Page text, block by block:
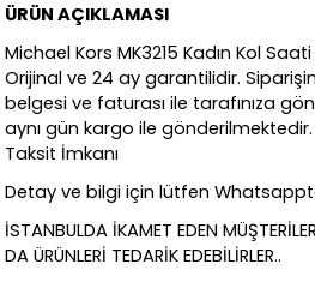
ÜRÜN AÇIKLAMASI
Michael Kors MK3215 Kadın Kol
Orijinal ve 24 ay garantilidir.
belgesi ve faturası ile tarafınıza
aynı gün kargo ile
Taksit İmkanı
Detay ve bilgi için lütfen
İSTANBULDA İKAMET EDEN
DA ÜRÜNLERİ TEDARİK EDEBİLİRLER..